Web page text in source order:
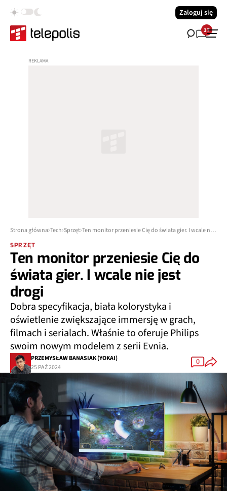
Zaloguj się
37
Strona główna Tech Sprzęt Ten monitor przeniesie Cię do świata gier. I wcale nie jest drogi
SPRZĘT
Ten monitor przeniesie Cię do
świata gier. I wcale nie jest
drogi
Dobra specyfikacja, biała kolorystyka i
oświetlenie zwiększające immersję w grach,
filmach i serialach. Właśnie to oferuje Philips
swoim nowym modelem z serii Evnia.
PRZEMYSŁAW BANASIAK (YOKAI)
25 PAŹ 2024
0